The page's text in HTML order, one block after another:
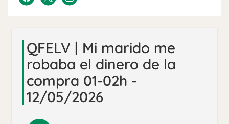
QFELV | Mi marido me
robaba el dinero de la
compra 01-02h -
12/05/2026